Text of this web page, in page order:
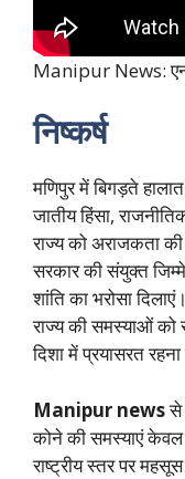
Manipur News:
निष्कर्ष
मणिपुर में बिगड़ते
जातीय हिंसा,
राज्य को अराजकता
सरकार की संयुक्त
शांति का भरोसा दिलाएं।
राज्य की समस्याओं
दिशा में प्रयासरत रहना
Manipur newsसे
कोने की समस्याएं केवल
राष्ट्रीय स्तर पर